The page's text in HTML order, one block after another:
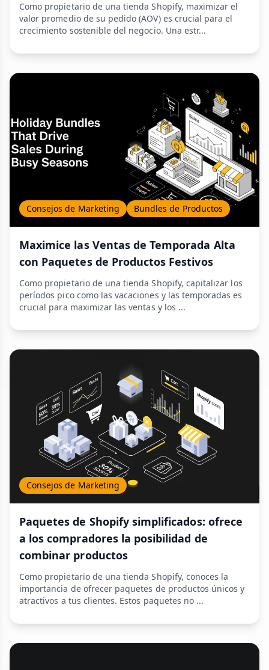
Como propietario de una tienda Shopify, maximizar el
valor promedio de su pedido (AOV) es crucial para el
crecimiento sostenible del negocio. Una estr...
Consejos de Marketing Bundles de Productos
Maximice las Ventas de Temporada Alta
con Paquetes de Productos Festivos
Como propietario de una tienda Shopify, capitalizar los
períodos pico como las vacaciones y las temporadas es
crucial para maximizar las ventas y los ...
Consejos de Marketing
Paquetes de Shopify simplificados: ofrece
a los compradores la posibilidad de
combinar productos
Como propietario de una tienda Shopify, conoces la
importancia de ofrecer paquetes de productos únicos y
atractivos a tus clientes. Estos paquetes no ...